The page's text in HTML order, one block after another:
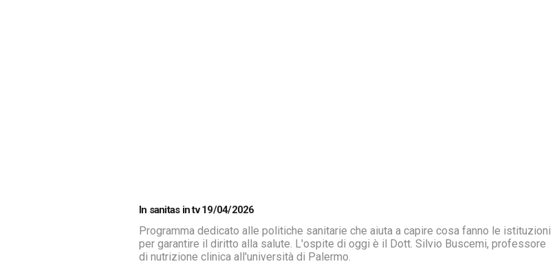
In sanitas in tv 19/04/2026
Programma dedicato alle politiche sanitarie che aiuta a capire cosa fanno le istituzioni
per garantire il diritto alla salute. L'ospite di oggi è il Dott. Silvio Buscemi, professore
di nutrizione clinica all'università di Palermo.